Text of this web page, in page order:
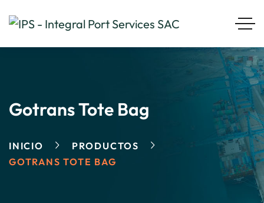
Gotrans Tote Bag
INICIO
PRODUCTOS
GOTRANS TOTE BAG